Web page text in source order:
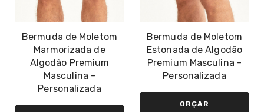
Bermuda de Moletom
Marmorizada de
Algodão Premium
Masculina -
Personalizada
Bermuda de Moletom
Estonada de Algodão
Premium Masculina -
Personalizada
ORÇAR